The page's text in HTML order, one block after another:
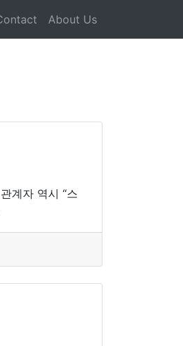
About Us
계자 역시 “스